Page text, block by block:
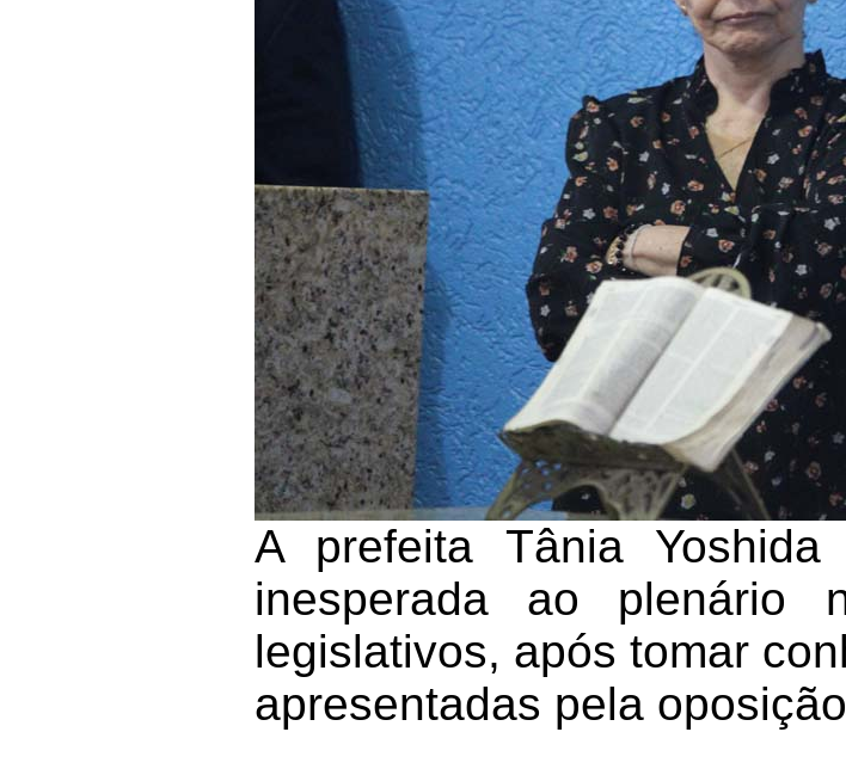
A prefeita Tânia
inesperada ao plenário
legislativos, após tomar
apresentadas pela